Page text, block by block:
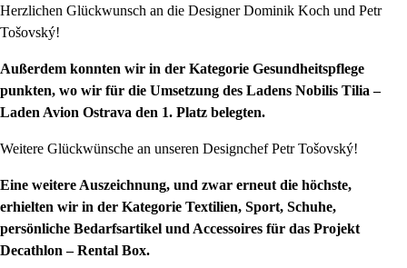
Herzlichen Glückwunsch an die Designer Dominik Koch und Petr
Tošovský!
Außerdem konnten wir in der Kategorie Gesundheitspflege
punkten, wo wir für die Umsetzung des Ladens Nobilis Tilia –
Laden Avion Ostrava den 1. Platz belegten.
Weitere Glückwünsche an unseren Designchef Petr Tošovský!
Eine weitere Auszeichnung, und zwar erneut die höchste,
erhielten wir in der Kategorie Textilien, Sport, Schuhe,
persönliche Bedarfsartikel und Accessoires für das Projekt
Decathlon – Rental Box.